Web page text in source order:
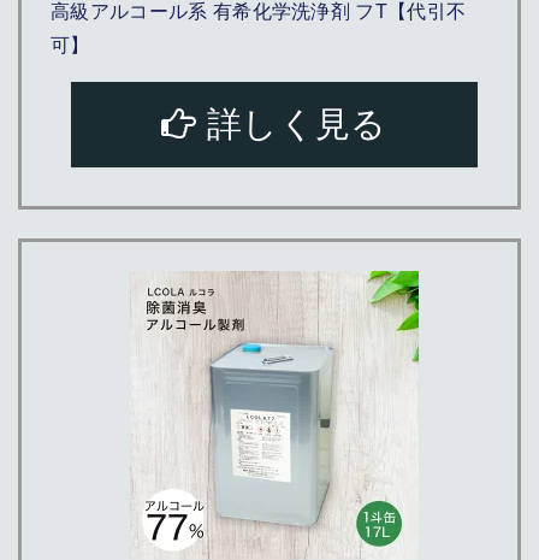
高級アルコール系 有希化学洗浄剤 フT【代引不
可】
詳しく見る